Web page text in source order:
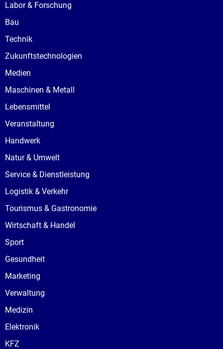
Labor & Forschung
Bau
Technik
Zukunftstechnologien
Medien
Maschinen & Metall
Lebensmittel
Veranstaltung
Handwerk
Natur & Umwelt
Service & Dienstleistung
Logistik & Verkehr
Tourismus & Gastronomie
Wirtschaft & Handel
Sport
Gesundheit
Marketing
Verwaltung
Medizin
Elektronik
KFZ